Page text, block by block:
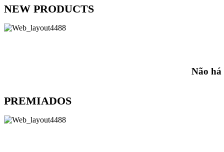
NEW PRODUCTS
Não há
PREMIADOS